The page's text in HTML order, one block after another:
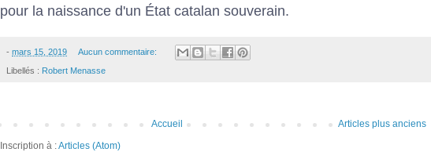
pour la naissance d'un État catalan souverain.
- mars 15, 2019 Aucun commentaire:
Libellés : Robert Menasse
Articles plus anciens
Accueil
Inscription à :Articles (Atom)